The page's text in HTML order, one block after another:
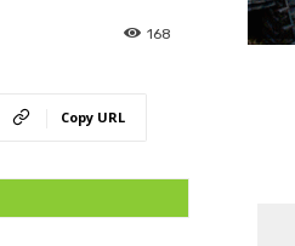
168
Copy URL